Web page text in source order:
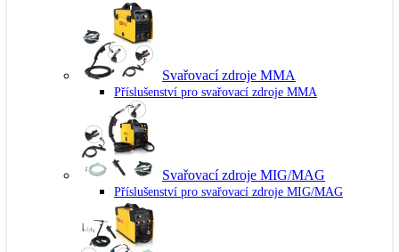
Svařovací zdroje MMA
Příslušenství pro svařovací zdroje MMA
Svařovací zdroje MIG/MAG
Příslušenství pro svařovací zdroje MIG/MAG